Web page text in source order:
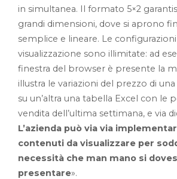
in simultanea. Il formato 5×2
grandi dimensioni, dove si aprono
semplice e lineare. Le configurazioni
visualizzazione sono illimitate: ad
finestra del browser è presente la
illustra le variazioni del prezzo di
su un’altra una tabella Excel con le
vendita dell’ultima settimana, e via
L’azienda può via via
contenuti da visualizzare per
necessità che man mano si
presentare».